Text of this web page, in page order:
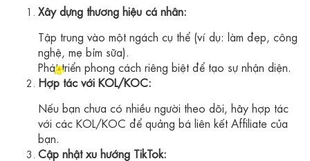
Xây dựng thương hiệu cá nhân:
Tập trung vào một ngách cụ thể (ví dụ: làm đẹp, công
nghệ, mẹ bỉm sữa).
Phát triển phong cách riêng biệt để tạo sự nhận diện.
Hợp tác với KOL/KOC:
Nếu bạn chưa có nhiều người theo dõi, hãy hợp tác
với các KOL/KOC để quảng bá liên kết Affiliate của
bạn.
Cập nhật xu hướng TikTok: